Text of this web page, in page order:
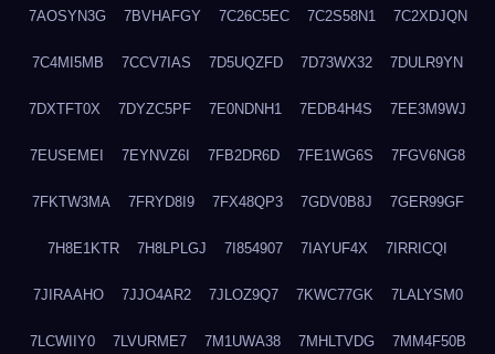
7AOSYN3G 7BVHAFGY 7C26C5EC 7C2S58N1 7C2XDJQN
7C4MI5MB 7CCV7IAS 7D5UQZFD 7D73WX32 7DULR9YN
7DXTFT0X 7DYZC5PF 7E0NDNH1 7EDB4H4S 7EE3M9WJ
7EUSEMEI 7EYNVZ6I 7FB2DR6D 7FE1WG6S 7FGV6NG8
7FKTW3MA 7FRYD8I9 7FX48QP3 7GDV0B8J 7GER99GF
7H8E1KTR 7H8LPLGJ 7I854907 7IAYUF4X 7IRRICQI
7JIRAAHO 7JJO4AR2 7JLOZ9Q7 7KWC77GK 7LALYSM0
7LCWIIY0 7LVURME7 7M1UWA38 7MHLTVDG 7MM4F50B